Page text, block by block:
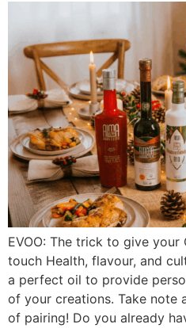
EVOO: The trick to give your
touch Health, flavour, and
a perfect oil to provide
of your creations. Take note
of pairing! Do you already